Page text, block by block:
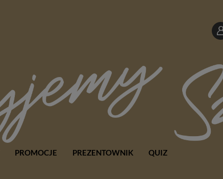
PROMOCJE PREZENTOWNIK QUIZ